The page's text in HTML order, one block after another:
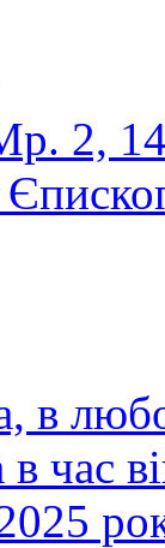
2,
в
в час